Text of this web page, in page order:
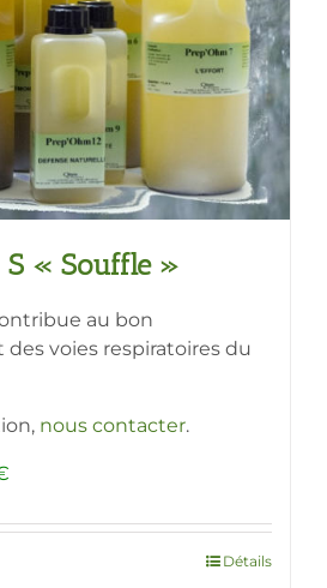
choisies
page
produit
S « Souffle »
au bon
voies respiratoires du
nous contacter.
prix :
Détails